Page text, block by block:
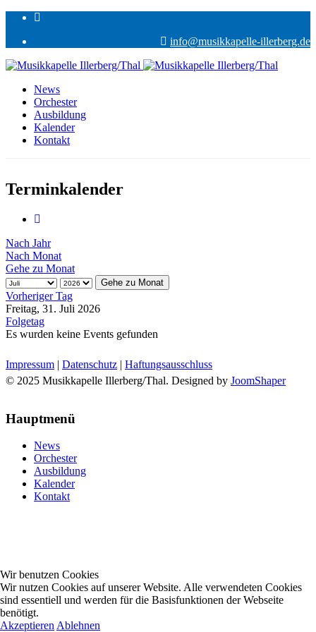
info@musikkapelle-illerberg.de
News
Orchester
Ausbildung
Kalender
Kontakt
Terminkalender
Nach Jahr
Nach Monat
Gehe zu Monat
Gehe zu Monat
Vorheriger Tag
Freitag, 31. Juli 2026
Folgetag
Es wurden keine Events gefunden
Impressum | Datenschutz | Haftungsausschluss
© 2025 Musikkapelle Illerberg/Thal. Designed by JoomShaper
Hauptmenü
News
Orchester
Ausbildung
Kalender
Kontakt
Wir benutzen Cookies
Wir nutzen Cookies auf unserer Website. Alle verwendeten Cookies
sind essentiell und werden für die Basisfunktionen der Webseite
benötigt.
Akzeptieren Ablehnen